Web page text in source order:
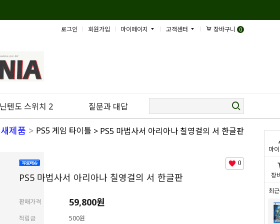
마
장
최
로그인 회원가입 마이페이지 고객센터 장바구니 0
닌텐도 스위치 2 질문과 대답
제품 > PS5 게임 타이틀 > PS5 마법사서 아리아나 칠영걸의 서 한글판
0
PS5 마법사서 아리아나 칠영걸의 서 한글판
판매가격 59,800원
적립금 500원